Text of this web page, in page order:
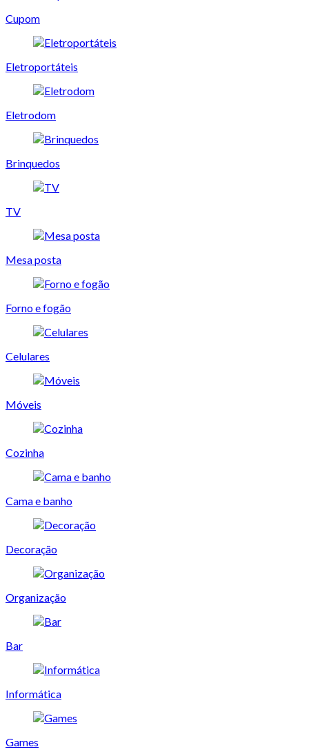
Cupom
Eletroportáteis
Eletrodom
Brinquedos
TV
Mesa posta
Forno e fogão
Celulares
Móveis
Cozinha
Cama e banho
Decoração
Organização
Bar
Informática
Games